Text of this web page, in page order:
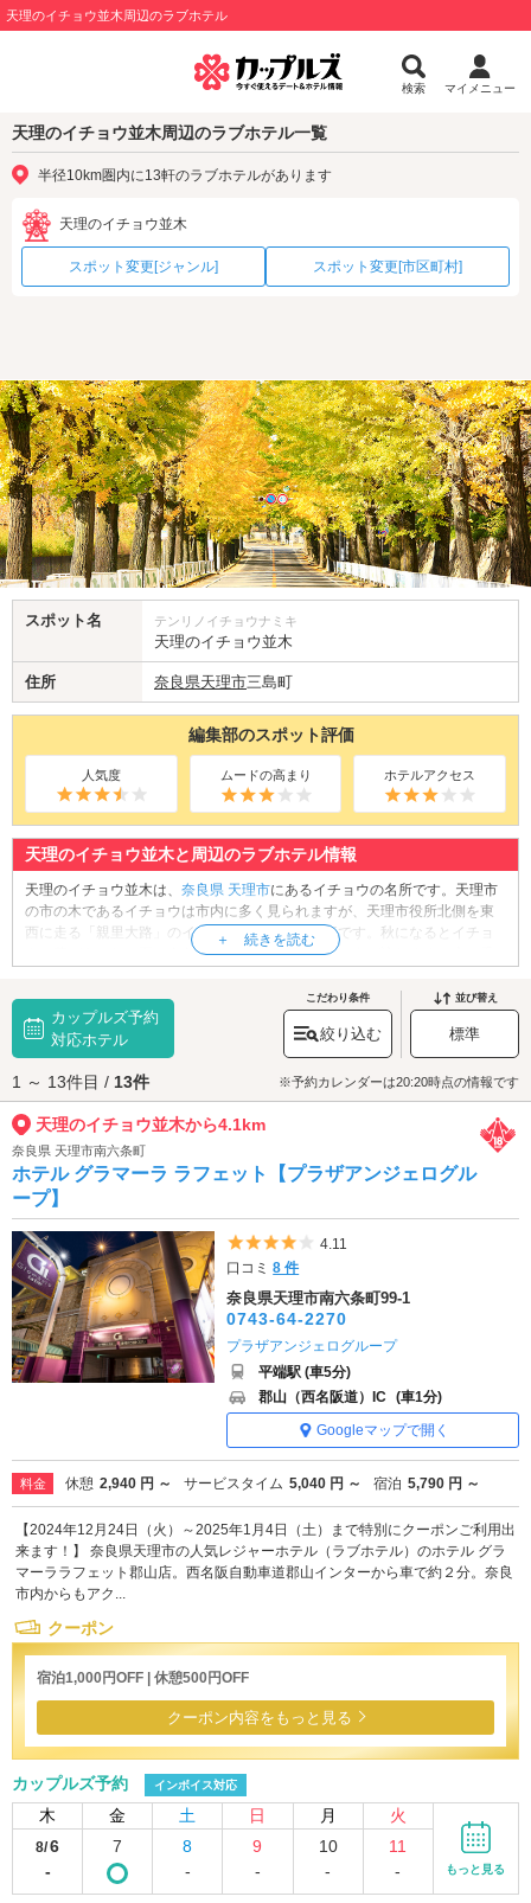
天理のイチョウ並木周辺のラブホテル
検索 マイメニュー
天理のイチョウ並木周辺のラブホテル一覧
半径10km圏内に13軒のラブホテルがあります
天理のイチョウ並木
スポット変更[ジャンル] スポット変更[市区町村]
スポット名 テンリノイチョウナミキ
天理のイチョウ並木
住所 奈良県天理市三島町
編集部のスポット評価
人気度 ムードの高まり ホテルアクセス
天理のイチョウ並木と周辺のラブホテル情報
天理のイチョウ並木は、 奈良県 天理市にあるイチョウの名所です。天理市
の市の木であるイチョウは市内に多く見られますが、天理市役所北側を東
西に走る「親里大路」のイチョウ並木は特に見事です。秋になるとイチョ
ウの葉があたり一面を金色に染め上げ、毎年多くの人が訪れます。車に乗
めながらお散歩をしたりと、様々な楽しみ方があります。美しいイチョウ
並木を背景に写真撮影もお忘れなく。紅葉のシーズンはぜひ天理のイチョ
ウ並木へお出かけください。
天理のイチョウ並木へは、
天理・桜井エリアのラブホテル からもアクセス
が便利です。
カップルズ予約
対応ホテル
こだわり条件
絞り込む
並び替え
標準
1 ～ 13件目 / 13件 ※予約カレンダーは20:20時点の情報です
天理のイチョウ並木から4.1km
奈良県 天理市南六条町
ホテル グラマーラ ラフェット【プラザアンジェログル
ープ】
5つ星のうち4
4.11
口コミ8 件
奈良県天理市南六条町99-1
0743-64-2270
プラザアンジェログループ
平端駅 (車5分)
郡山（西名阪道）IC (車1分)
Googleマップで開く
料金 休憩 2,940 円 ～ サービスタイム 5,040 円 ～ 宿泊 5,790 円 ～
【2024年12月24日（火）～2025年1月4日（土）まで特別にクーポンご利用出
来ます！】 奈良県天理市の人気レジャーホテル（ラブホテル）のホテル グラ
マーララフェット郡山店。西名阪自動車道郡山インターから車で約２分。奈良
市内からもアク...
クーポン
宿泊1,000円OFF | 休憩500円OFF
クーポン内容をもっと見る
カップルズ予約 インボイス対応
木 金 土 日 月 火
8/6
-
7
8
-
9
-
10
-
11
-
もっと見る